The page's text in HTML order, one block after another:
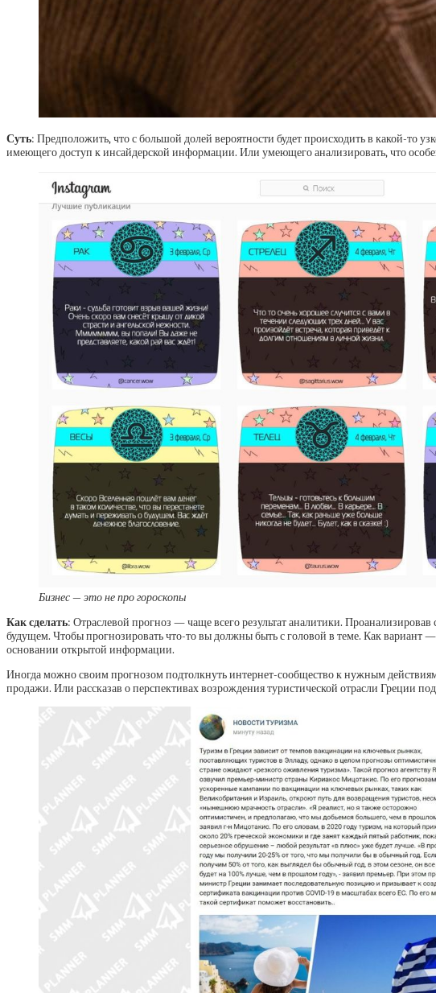
Суть: Предположить, что с большой долей вероятности будет происходить в какой-то
имеющего доступ к инсайдерской информации. Или умеющего анализировать, что
Бизнес ― это не про гороскопы
Как сделать: Отраслевой прогноз — чаще всего результат аналитики.
будущем. Чтобы прогнозировать что-то вы должны быть с головой в теме. Как вариант
основании открытой информации.
Иногда можно своим прогнозом подтолкнуть интернет-сообщество к нужным
продажи. Или рассказав о перспективах возрождения туристической отрасли Греции